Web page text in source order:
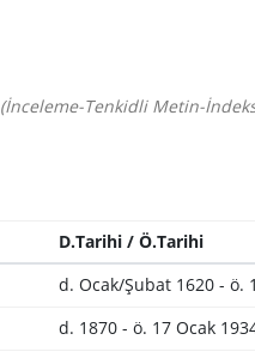
(İnceleme-Tenkidli Metin-
D.Tarihi / Ö.Tarihi
d. Ocak/Şubat 1620 - ö.
d. 1870 - ö. 17 Ocak